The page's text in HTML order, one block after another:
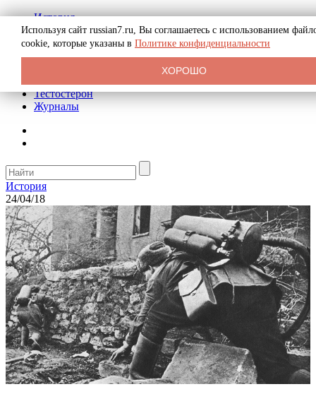
История
Биография
Криминал
Реклама на сайте
Тестостерон
Журналы
История
24/04/18
Используя сайт russian7.ru, Вы соглашаетесь с использованием
cookie, которые указаны в Политике конфиденциальности
ХОРОШО